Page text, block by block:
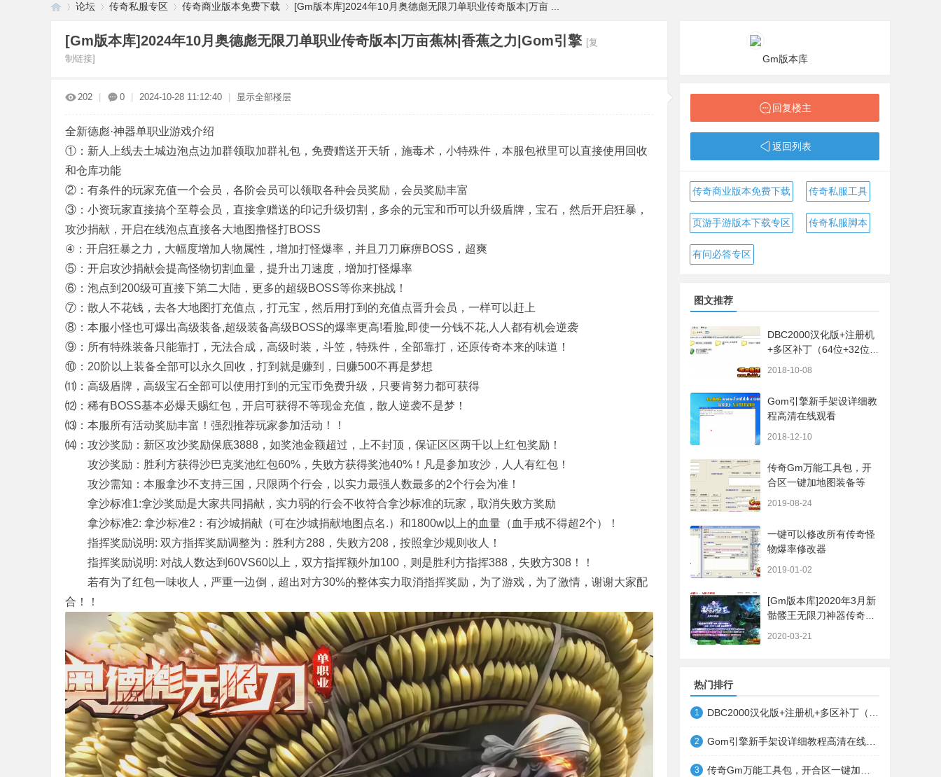
论坛 传奇私服专区 传奇商业版本免费下载 [Gm版本库]2024年10月奥德彪无限刀单职业传奇版本|万亩 ...
[Gm版本库]2024年10月奥德彪无限刀单职业传奇版本|万亩蕉林|香蕉之力|Gom引擎 [复
制链接]
202 0 2024-10-28 11:12:40 显示全部楼层
全新德彪·神器单职业游戏介绍
①：新人上线去土城边泡点边加群领取加群礼包，免费赠送开天斩，施毒术，小特殊件，本服包袱里可以直接使用回收
和仓库功能
②：有条件的玩家充值一个会员，各阶会员可以领取各种会员奖励，会员奖励丰富
③：小资玩家直接搞个至尊会员，直接拿赠送的印记升级切割，多余的元宝和币可以升级盾牌，宝石，然后开启狂暴，
攻沙捐献，开启在线泡点直接各大地图撸怪打BOSS
④：开启狂暴之力，大幅度增加人物属性，增加打怪爆率，并且刀刀麻痹BOSS，超爽
⑤：开启攻沙捐献会提高怪物切割血量，提升出刀速度，增加打怪爆率
⑥：泡点到200级可直接下第二大陆，更多的超级BOSS等你来挑战！
⑦：散人不花钱，去各大地图打充值点，打元宝，然后用打到的充值点晋升会员，一样可以赶上
⑧：本服小怪也可爆出高级装备,超级装备高级BOSS的爆率更高!看脸,即使一分钱不花,人人都有机会逆袭
⑨：所有特殊装备只能靠打，无法合成，高级时装，斗笠，特殊件，全部靠打，还原传奇本来的味道！
⑩：20阶以上装备全部可以永久回收，打到就是赚到，日赚500不再是梦想
⑾：高级盾牌，高级宝石全部可以使用打到的元宝币免费升级，只要肯努力都可获得
⑿：稀有BOSS基本必爆天赐红包，开启可获得不等现金充值，散人逆袭不是梦！
⒀：本服所有活动奖励丰富！强烈推荐玩家参加活动！！
⒁：攻沙奖励：新区攻沙奖励保底3888，如奖池金额超过，上不封顶，保证区区两千以上红包奖励！
攻沙奖励：胜利方获得沙巴克奖池红包60%，失败方获得奖池40%！凡是参加攻沙，人人有红包！
攻沙需知：本服拿沙不支持三国，只限两个行会，以实力最强人数最多的2个行会为准！
拿沙标准1:拿沙奖励是大家共同捐献，实力弱的行会不收符合拿沙标准的玩家，取消失败方奖励
拿沙标准2: 拿沙标准2：有沙城捐献（可在沙城捐献地图点名.）和1800w以上的血量（血手戒不得超2个）！
指挥奖励说明: 双方指挥奖励调整为：胜利方288，失败方208，按照拿沙规则收人！
指挥奖励说明: 对战人数达到60VS60以上，双方指挥额外加100，则是胜利方指挥388，失败方308！！
若有为了红包一味收人，严重一边倒，超出对方30%的整体实力取消指挥奖励，为了游戏，为了激情，谢谢大家配
合！！
Gm版本库
回复楼主
返回列表
传奇商业版本免费下载 传奇私服工具
页游手游版本下载专区 传奇私服脚本
有问必答专区
图文推荐
DBC2000汉化版+注册机
+多区补丁（64位+32位的
2018-10-08
Gom引擎新手架设详细教
程高清在线观看
2018-12-10
传奇Gm万能工具包，开
合区一键加地图装备等
2019-08-24
一键可以修改所有传奇怪
物爆率修改器
2019-01-02
[Gm版本库]2020年3月新
骷髅王无限刀神器传奇版
2020-03-21
热门排行
1
2
3